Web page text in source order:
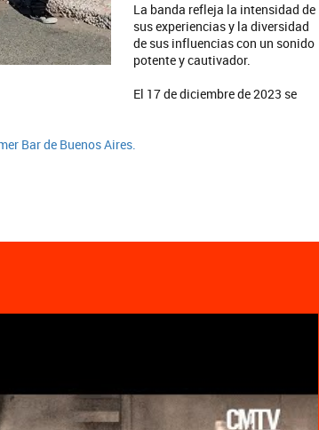
La banda refleja la intensidad de
sus experiencias y la diversidad
de sus influencias con un sonido
potente y cautivador.
El 17 de diciembre de 2023 se
Bar de Buenos Aires.